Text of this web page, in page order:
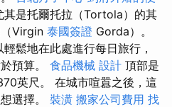
其是托爾托拉（Tortola）的其
Virgin 泰國簽證 Gorda）。
鬆地在此處進行每日旅行，
預算。 食品機械 設計 頂部是
英尺。 在城市喧囂之後，這
選擇。 裝潢 搬家公司費用 找